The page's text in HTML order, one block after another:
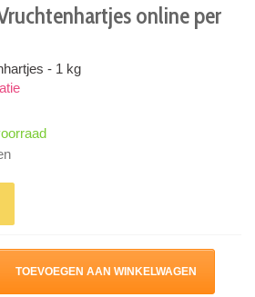
online per
- 1 kg
TOEVOEGEN AAN WINKELWAGEN